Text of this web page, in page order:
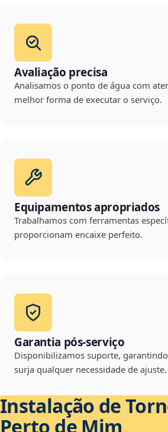
Avaliação precisa
Analisamos o ponto de água com
melhor forma de executar o serviço.
Equipamentos apropriados
Trabalhamos com ferramentas
proporcionam encaixe perfeito.
Garantia pós-serviço
Disponibilizamos suporte,
surja qualquer necessidade de ajuste.
Instalação de
Perto de Mim